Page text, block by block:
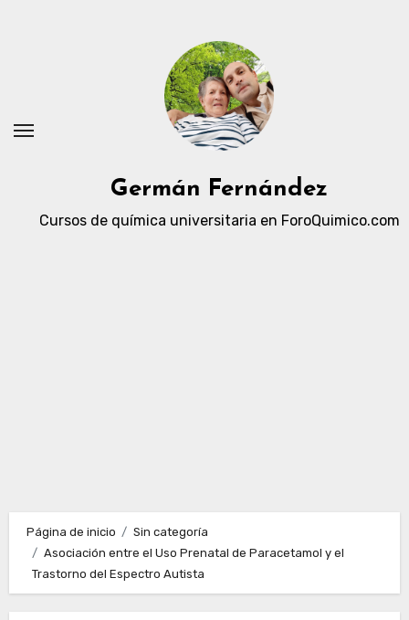
Germán Fernández
Cursos de química universitaria en ForoQuimico.com
Página de inicio
Sin categoría
Asociación entre el Uso Prenatal de Paracetamol y el
Trastorno del Espectro Autista